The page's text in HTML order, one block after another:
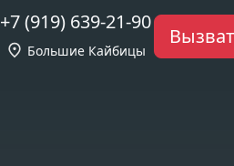
+7 (919) 639-21-90
Большие Кайбицы